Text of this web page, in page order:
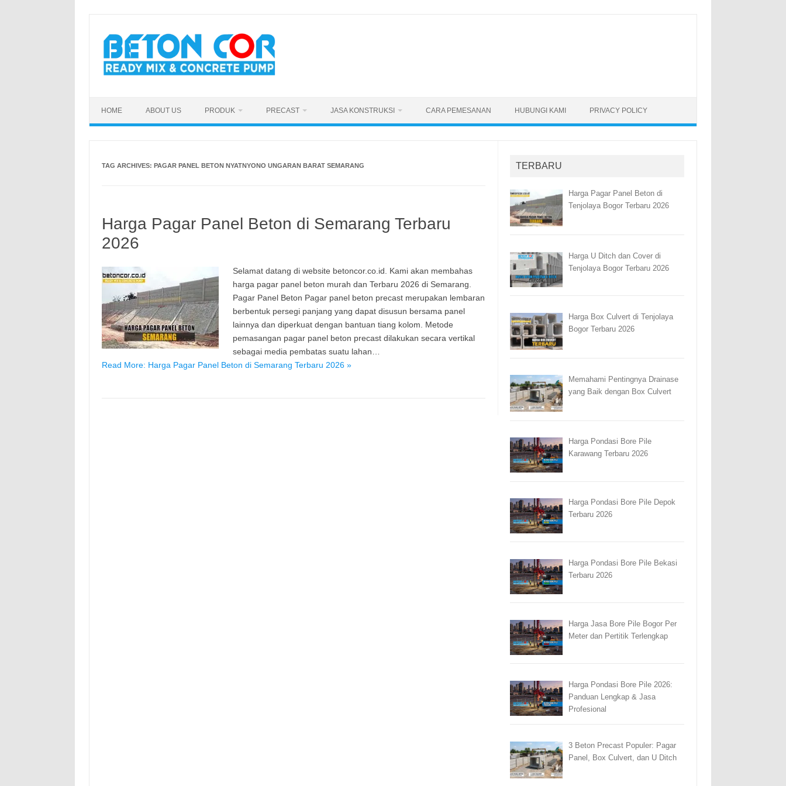
content
HOME ABOUT US PRODUK PRECAST JASA KONSTRUKSI CARA PEMESANAN HUBUNGI KAMI PRIVACY POLICY
TAG ARCHIVES: PAGAR PANEL BETON NYATNYONO UNGARAN BARAT SEMARANG
Harga Pagar Panel Beton di Semarang Terbaru
2026
Selamat datang di website betoncor.co.id. Kami akan membahas
harga pagar panel beton murah dan Terbaru 2026 di Semarang.
Pagar Panel Beton Pagar panel beton precast merupakan lembaran
berbentuk persegi panjang yang dapat disusun bersama panel
lainnya dan diperkuat dengan bantuan tiang kolom. Metode
pemasangan pagar panel beton precast dilakukan secara vertikal
sebagai media pembatas suatu lahan…
Read More: Harga Pagar Panel Beton di Semarang Terbaru 2026 »
TERBARU
Harga Pagar Panel Beton di
Tenjolaya Bogor Terbaru 2026
Harga U Ditch dan Cover di
Tenjolaya Bogor Terbaru 2026
Harga Box Culvert di Tenjolaya
Bogor Terbaru 2026
Memahami Pentingnya Drainase
yang Baik dengan Box Culvert
Harga Pondasi Bore Pile
Karawang Terbaru 2026
Harga Pondasi Bore Pile Depok
Terbaru 2026
Harga Pondasi Bore Pile Bekasi
Terbaru 2026
Harga Jasa Bore Pile Bogor Per
Meter dan Pertitik Terlengkap
Harga Pondasi Bore Pile 2026:
Panduan Lengkap & Jasa
Profesional
3 Beton Precast Populer: Pagar
Panel, Box Culvert, dan U Ditch